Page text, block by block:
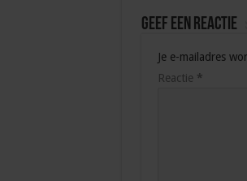
Geef een reactie
Je e-mailadres
Reactie *